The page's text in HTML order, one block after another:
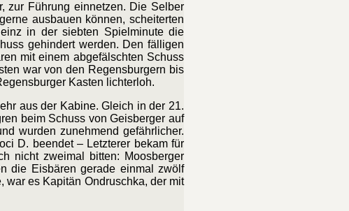
zur Führung einnetzen. Die Selber
ausbauen können, scheiterten
in der siebten Spielminute die
gehindert werden. Den fälligen
mit einem abgefälschten Schuss
war von den Regensburgern bis
Kasten lichterloh.
aus der Kabine. Gleich in der 21.
beim Schuss von Geisberger auf
wurden zunehmend gefährlicher.
D. beendet – Letzterer bekam für
nicht zweimal bitten: Moosberger
die Eisbären gerade einmal zwölf
war es Kapitän Ondruschka, der mit